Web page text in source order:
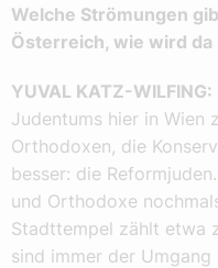
Welche Strömungen
Österreich, wie wird
YUVAL KATZ-WILFING:
Judentums hier in Wien
Orthodoxen, die
besser: die
und Orthodoxe
Stadttempel zählt etwa
sind immer der